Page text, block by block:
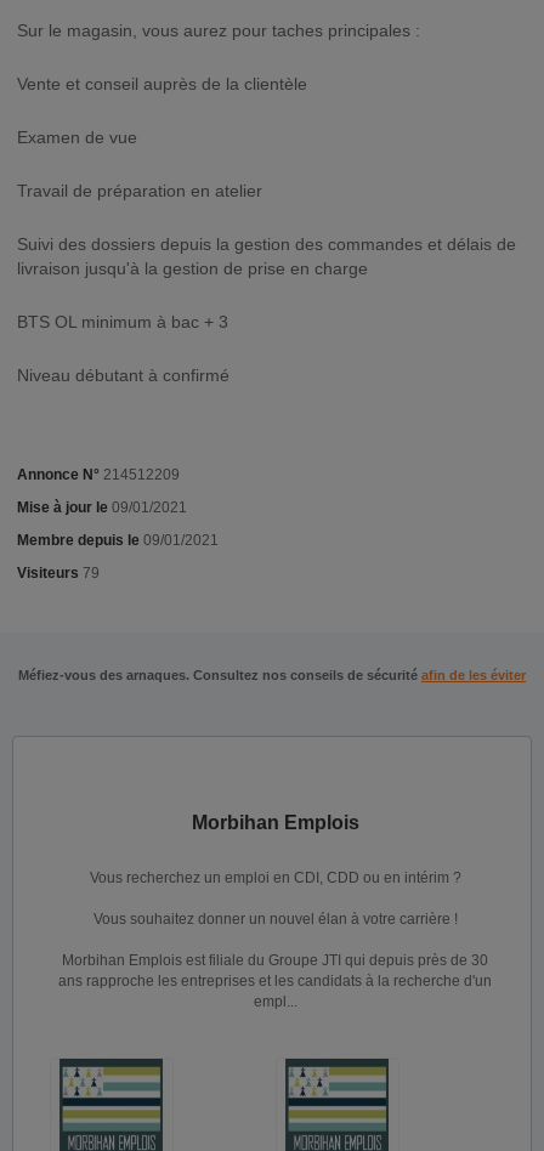
Sur le magasin, vous aurez pour taches principales :
Vente et conseil auprès de la clientèle
Examen de vue
Travail de préparation en atelier
Suivi des dossiers depuis la gestion des commandes et délais de
livraison jusqu'à la gestion de prise en charge
BTS OL minimum à bac + 3
Niveau débutant à confirmé
Annonce N° 214512209
Mise à jour le 09/01/2021
Membre depuis le 09/01/2021
Visiteurs 79
Méfiez-vous des arnaques. Consultez nos conseils de sécurité afin de les éviter
Morbihan Emplois
Vous recherchez un emploi en CDI, CDD ou en intérim ?
Vous souhaitez donner un nouvel élan à votre carrière !
Morbihan Emplois est filiale du Groupe JTI qui depuis près de 30
ans rapproche les entreprises et les candidats à la recherche d'un
empl...